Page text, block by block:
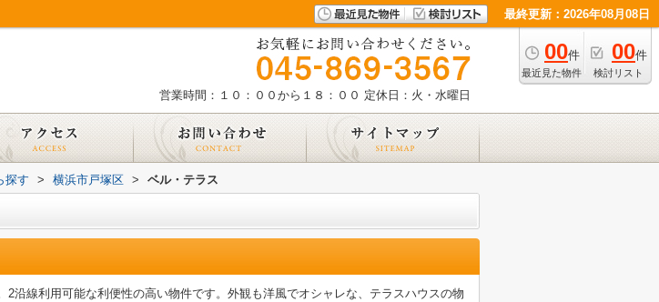
最終更新：2026年08月08日
00件
最近見た物件
00件
検討リスト
営業時間：１０：００から１８：００ 定休日：火・水曜日
探す > 横浜市戸塚区 > ベル・テラス
2沿線利用可能な利便性の高い物件です。外観も洋風でオシャレな、テラスハウスの物